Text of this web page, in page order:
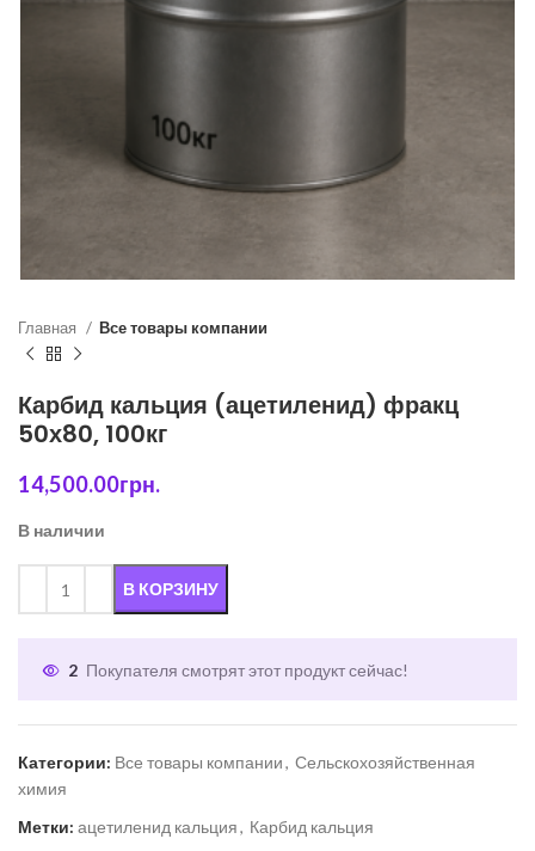
Главная Все товары компании
Карбид кальция (ацетиленид) фракц
50х80, 100кг
14,500.00грн.
В наличии
В КОРЗИНУ
2 Покупателя смотрят этот продукт сейчас!
Категории: Все товары компании, Сельскохозяйственная
химия
Метки: ацетиленид кальция, Карбид кальция